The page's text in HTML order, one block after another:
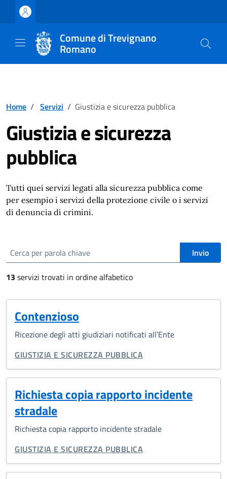
Vai ai contenuti
Vai al footer
Comune di Trevignano
Romano
Home / Servizi / Giustizia e sicurezza pubblica
Giustizia e sicurezza
pubblica
Tutti quei servizi legati alla sicurezza pubblica come
per esempio i servizi della protezione civile o i servizi
di denuncia di crimini.
cerca Invio
13 servizi trovati in ordine alfabetico
Contenzioso
Ricezione degli atti giudiziari notificati all’Ente
CATEGORIA CORRELATA:
GIUSTIZIA E SICUREZZA PUBBLICA
Richiesta copia rapporto incidente
stradale
Richiesta copia rapporto incidente stradale
CATEGORIA CORRELATA:
GIUSTIZIA E SICUREZZA PUBBLICA